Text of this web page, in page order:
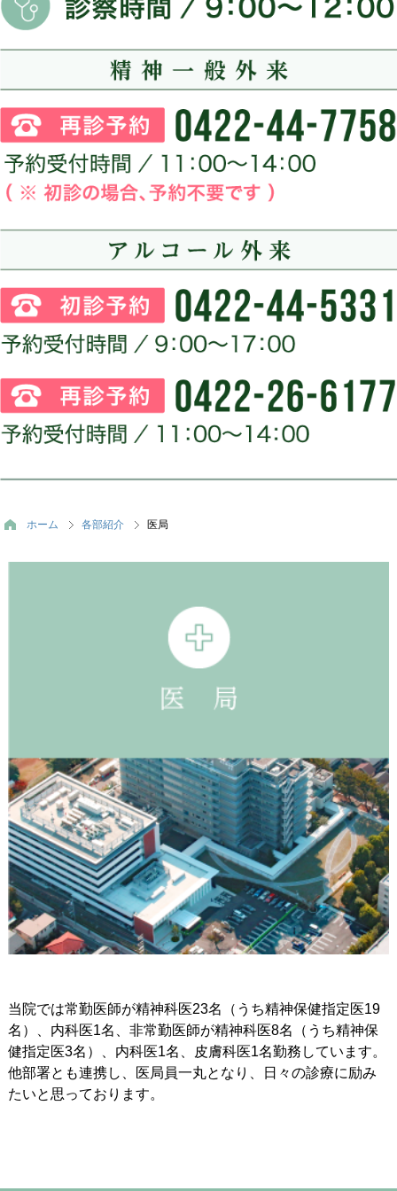
ホーム 各部紹介 医局
当院では常勤医師が精神科医23名（うち精神保健指定医19
名）、内科医1名、非常勤医師が精神科医8名（うち精神保
健指定医3名）、内科医1名、皮膚科医1名勤務しています。
他部署とも連携し、医局員一丸となり、日々の診療に励み
たいと思っております。